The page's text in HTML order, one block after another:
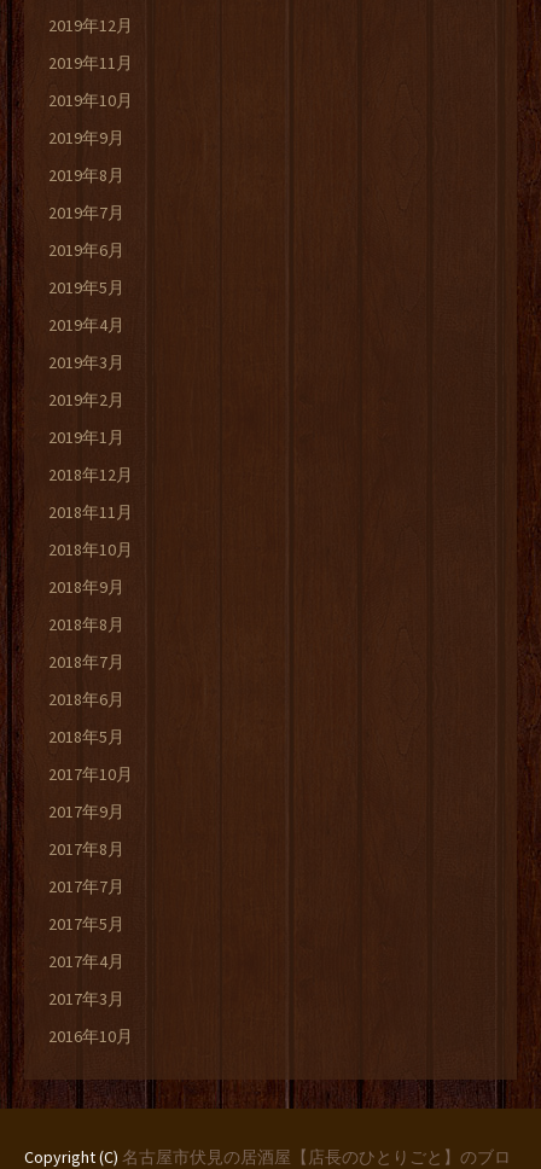
2019年12月
2019年11月
2019年10月
2019年9月
2019年8月
2019年7月
2019年6月
2019年5月
2019年4月
2019年3月
2019年2月
2019年1月
2018年12月
2018年11月
2018年10月
2018年9月
2018年8月
2018年7月
2018年6月
2018年5月
2017年10月
2017年9月
2017年8月
2017年7月
2017年5月
2017年4月
2017年3月
2016年10月
Copyright (C) 名古屋市伏見の居酒屋【店長のひとりごと】のブロ